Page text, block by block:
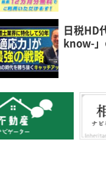
日税HD
know-